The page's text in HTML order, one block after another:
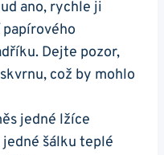
ano, rychle ji
Dejte pozor,
což by mohlo
jedné lžíce
šálku teplé